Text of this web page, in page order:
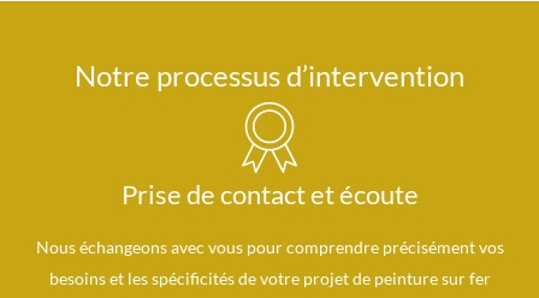
Notre processus d’intervention
Prise de contact et écoute
Nous échangeons avec vous pour comprendre précisément vos
besoins et les spécificités de votre projet de peinture sur fer